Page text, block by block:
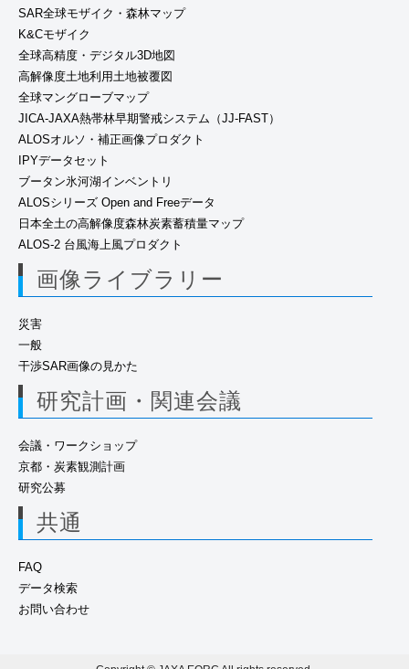
SAR全球モザイク・森林マップ
K&Cモザイク
全球高精度・デジタル3D地図
高解像度土地利用土地被覆図
全球マングローブマップ
JICA-JAXA熱帯林早期警戒システム（JJ-FAST）
ALOSオルソ・補正画像プロダクト
IPYデータセット
ブータン氷河湖インベントリ
ALOSシリーズ Open and Freeデータ
日本全土の高解像度森林炭素蓄積量マップ
ALOS-2 台風海上風プロダクト
画像ライブラリー
災害
一般
干渉SAR画像の見かた
研究計画・関連会議
会議・ワークショップ
京都・炭素観測計画
研究公募
共通
FAQ
データ検索
お問い合わせ